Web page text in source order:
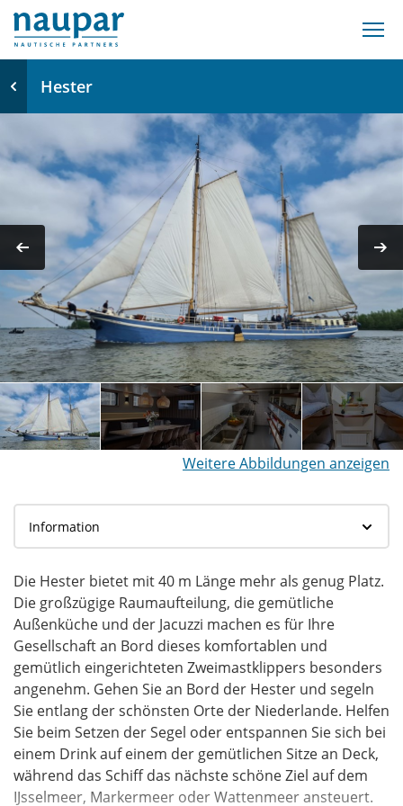
Hester
Weitere Abbildungen anzeigen
Die Hester bietet mit 40 m Länge mehr als genug Platz.
Die großzügige Raumaufteilung, die gemütliche
Außenküche und der Jacuzzi machen es für Ihre
Gesellschaft an Bord dieses komfortablen und
gemütlich eingerichteten Zweimastklippers besonders
angenehm. Gehen Sie an Bord der Hester und segeln
Sie entlang der schönsten Orte der Niederlande. Helfen
Sie beim Setzen der Segel oder entspannen Sie sich bei
einem Drink auf einem der gemütlichen Sitze an Deck,
während das Schiff das nächste schöne Ziel auf dem
IJsselmeer, Markermeer oder Wattenmeer ansteuert.